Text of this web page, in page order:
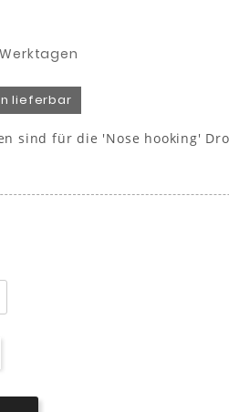
lieferbar
sind für die 'Nose hooking'